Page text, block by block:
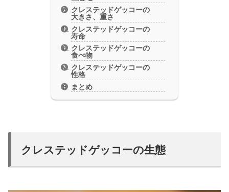
クレステッドゲッコーの
大きさ、重さ
クレステッドゲッコーの
寿命
クレステッドゲッコーの
食べ物
クレステッドゲッコーの
性格
まとめ
クレステッドゲッコーの生態